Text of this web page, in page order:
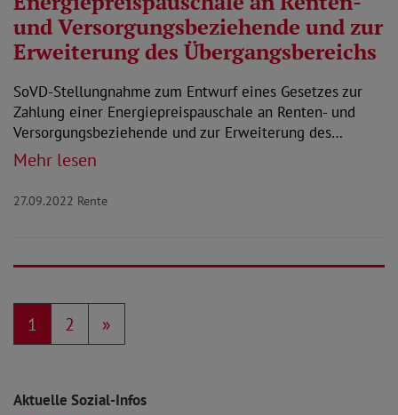
und Versorgungsbeziehende und zur
Erweiterung des Übergangsbereichs
SoVD-Stellungnahme zum Entwurf eines Gesetzes zur
Zahlung einer Energiepreispauschale an Renten- und
Versorgungsbeziehende und zur Erweiterung des…
Mehr lesen
27.09.2022 Rente
1 2 »
Aktuelle Sozial-Infos